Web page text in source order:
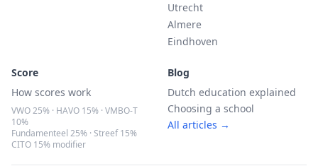
Utrecht
Almere
Eindhoven
Score
How scores work
VWO 25% · HAVO 15% · VMBO-T
10%
Fundamenteel 25% · Streef 15%
CITO 15% modifier
Blog
Dutch education explained
Choosing a school
All articles →